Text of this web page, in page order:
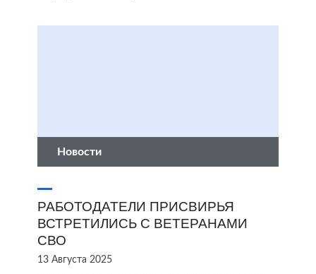
Новости
РАБОТОДАТЕЛИ ПРИСВИРЬЯ
ВСТРЕТИЛИСЬ С ВЕТЕРАНАМИ
СВО
13 Августа 2025